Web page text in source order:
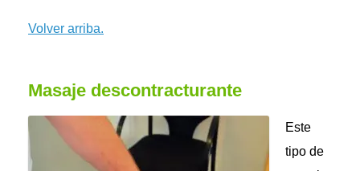
Volver arriba.
Masaje descontracturante
Este
tipo de